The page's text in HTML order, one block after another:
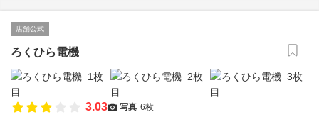
店舗公式
ろくひら電機
3.03 写真 6枚